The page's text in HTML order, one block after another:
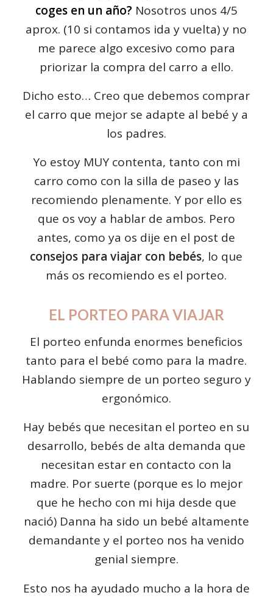
coges en un año? Nosotros unos 4/5
aprox. (10 si contamos ida y vuelta) y no
me parece algo excesivo como para
priorizar la compra del carro a ello.
Dicho esto… Creo que debemos comprar
el carro que mejor se adapte al bebé y a
los padres.
Yo estoy MUY contenta, tanto con mi
carro como con la silla de paseo y las
recomiendo plenamente. Y por ello es
que os voy a hablar de ambos. Pero
antes, como ya os dije en el post de
consejos para viajar con bebés, lo que
más os recomiendo es el porteo.
EL PORTEO PARA VIAJAR
El porteo enfunda enormes beneficios
tanto para el bebé como para la madre.
Hablando siempre de un porteo seguro y
ergonómico.
Hay bebés que necesitan el porteo en su
desarrollo, bebés de alta demanda que
necesitan estar en contacto con la
madre. Por suerte (porque es lo mejor
que he hecho con mi hija desde que
nació) Danna ha sido un bebé altamente
demandante y el porteo nos ha venido
genial siempre.
Esto nos ha ayudado mucho a la hora de